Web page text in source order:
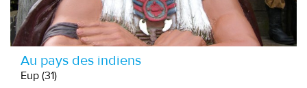
Au pays des indiens
Eup (31)